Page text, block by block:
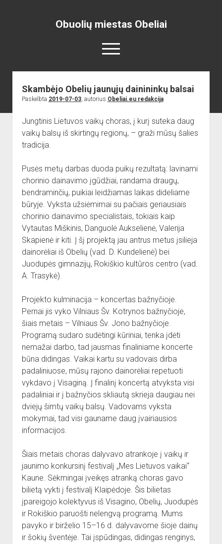
Obuolių miestas Obeliai
open
menu
Pradžia
open
menu
Skelbimai
Renginiai
Projektai
open
dropdown
menu
Miesto aikštė
ISTORIJA
open
menu
Bažnyčia
Muziejus
Kiti objektai
menu
Gimnazistų naujienos
Gimnazistų kūryba
Kraštiečių kūryba
NUOTRAUKOS
Organizacijos
open
dropdown
menu
Sėlos Ramuva
Jaunieji šauliai
Sporto Klubas
Apie mus
open
dropdown
menu
Reikalingi kontaktai
Nuorodos
Bendruomenės
Obelių biblioteka
Paremkite Obelius
Skambėjo Obelių jaunųjų dainininkų balsai
Paskelbta 2019-07-03, autorius Obeliai.eu redakcija
Jungtinis Lietuvos vaikų choras, į kurį suteka daug
vaikų balsų iš skirtingų regionų, – graži mūsų šalies
tradicija.
Pusės metų darbas duoda puikų rezultatą: lavinami
chorinio dainavimo įgūdžiai, randama draugų,
bendraminčių, puikiai leidžiamas laikas dideliame
būryje. Vyksta užsiėmimai su pačiais geriausiais
chorinio dainavimo specialistais, tokiais kaip
Vytautas Miškinis, Danguolė Aukselienė, Valerija
Skapienė ir kiti. Į šį projektą jau antrus metus įsilieja
dainorėliai iš Obelių (vad. D. Kundelienė) bei
Juodupės gimnazijų, Rokiškio kultūros centro (vad.
A. Trasykė).
Projekto kulminacija – koncertas bažnyčioje.
Pernai jis vyko Vilniaus Šv. Kotrynos bažnyčioje,
šiais metais – Vilniaus Šv. Jono bažnyčioje.
Programą sudaro sudėtingi kūriniai, tenka įdėti
nemažai darbo, tad jausmas finaliniame koncerte
būna didingas. Vaikai kartu su vadovais dirba
padaliniuose, mūsų rajono dainorėliai repetuoti
vykdavo į Visaginą. Į finalinį koncertą atvyksta visi
padaliniai ir į bažnyčios skliautą skrieja daugiau nei
dviejų šimtų vaikų balsų. Vadovams vyksta
mokymai, tad visi gauname daug įvairiausios
informacijos.
Šiais metais choras dalyvavo atrankoje į vaikų ir
jaunimo konkursinį festivalį „Mes Lietuvos vaikai“
Kaune. Sėkmingai įveikęs atranką choras gavo
bilietą vykti į festivalį Klaipėdoje. Šis bilietas
įpareigojo kolektyvus iš Visagino, Obelių, Juodupės
ir Rokiškio paruošti nelengvą programą. Mums
pavyko ir birželio 15–16 d. dalyvavome šioje dainų
ir šokių šventėje. Tai įspūdingas, didingas renginys,